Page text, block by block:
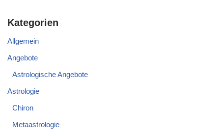
Kategorien
Allgemein
Angebote
Astrologische Angebote
Astrologie
Chiron
Metaastrologie